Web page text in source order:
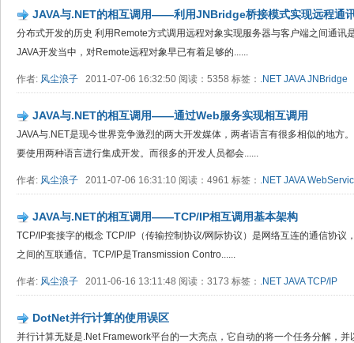
JAVA与.NET的相互调用——利用JNBridge桥接模式实现远程通
分布式开发的历史 利用Remote方式调用远程对象实现服务器与客户端之间通讯
JAVA开发当中，对Remote远程对象早已有着足够的......
作者: 风尘浪子 2011-07-06 16:32:50 阅读：5358 标签： .NET JAVA JNBridge
JAVA与.NET的相互调用——通过Web服务实现相互调用
JAVA与.NET是现今世界竞争激烈的两大开发媒体，两者语言有很多相似的地方
要使用两种语言进行集成开发。而很多的开发人员都会......
作者: 风尘浪子 2011-07-06 16:31:10 阅读：4961 标签： .NET JAVA
JAVA与.NET的相互调用——TCP/IP相互调用基本架构
TCP/IP套接字的概念 TCP/IP（传输控制协议/网际协议）是网络互连的通信协议
之间的互联通信。TCP/IP是Transmission Contro......
作者: 风尘浪子 2011-06-16 13:11:48 阅读：3173 标签： .NET JAVA TCP/IP
DotNet并行计算的使用误区
并行计算无疑是.Net Framework平台的一大亮点，它自动的将一个任务分解，